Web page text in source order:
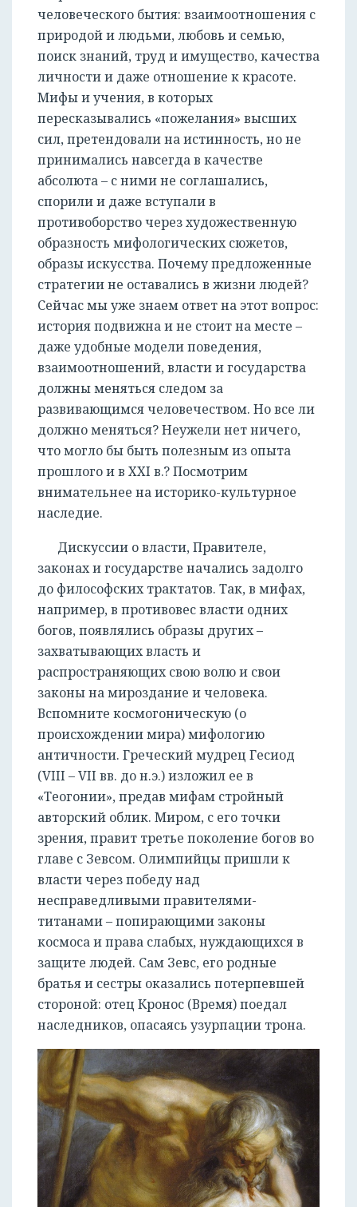
человеческого бытия: взаимоотношения с
природой и людьми, любовь и семью,
поиск знаний, труд и имущество, качества
личности и даже отношение к красоте.
Мифы и учения, в которых
пересказывались «пожелания» высших
сил, претендовали на истинность, но не
принимались навсегда в качестве
абсолюта – с ними не соглашались,
спорили и даже вступали в
противоборство через художественную
образность мифологических сюжетов,
образы искусства. Почему предложенные
стратегии не оставались в жизни людей?
Сейчас мы уже знаем ответ на этот вопрос:
история подвижна и не стоит на месте –
даже удобные модели поведения,
взаимоотношений, власти и государства
должны меняться следом за
развивающимся человечеством. Но все ли
должно меняться? Неужели нет ничего,
что могло бы быть полезным из опыта
прошлого и в XXI в.? Посмотрим
внимательнее на историко-культурное
наследие.
Дискуссии о власти, Правителе,
законах и государстве начались задолго
до философских трактатов. Так, в мифах,
например, в противовес власти одних
богов, появлялись образы других –
захватывающих власть и
распространяющих свою волю и свои
законы на мироздание и человека.
Вспомните космогоническую (о
происхождении мира) мифологию
античности. Греческий мудрец Гесиод
(VIII – VII вв. до н.э.) изложил ее в
«Теогонии», предав мифам стройный
авторский облик. Миром, с его точки
зрения, правит третье поколение богов во
главе с Зевсом. Олимпийцы пришли к
власти через победу над
несправедливыми правителями-
титанами – попирающими законы
космоса и права слабых, нуждающихся в
защите людей. Сам Зевс, его родные
братья и сестры оказались потерпевшей
стороной: отец Кронос (Время) поедал
наследников, опасаясь узурпации трона.